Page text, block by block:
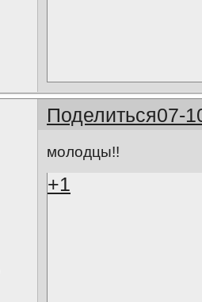
Поделиться07-
молодцы!!
+1